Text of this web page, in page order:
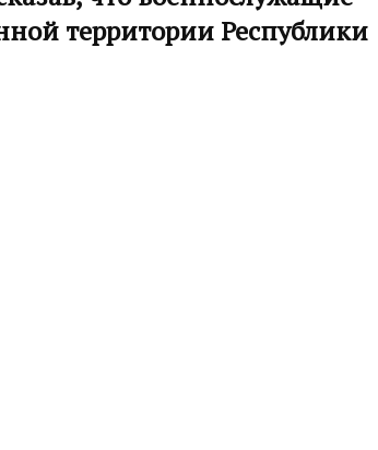
территории Республики